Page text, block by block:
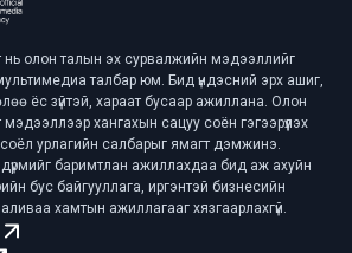
нь олон талын эх сурвалжийн мэдээллийг
мультимедиа талбар юм. Бид үндэсний эрх ашиг,
ёс зүйтэй, хараат бусаар ажиллана. Олон
мэдээллээр хангахын сацуу соён гэгээрүүлэх
соёл урлагийн салбарыг ямагт дэмжинэ.
дүрмийг баримтлан ажиллахдаа бид аж ахуйн
бус байгууллага, иргэнтэй бизнесийн
хамтын ажиллагааг хязгаарлахгүй.